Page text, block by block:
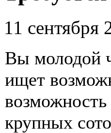
11 сентября
Вы молодой
ищет
крупных